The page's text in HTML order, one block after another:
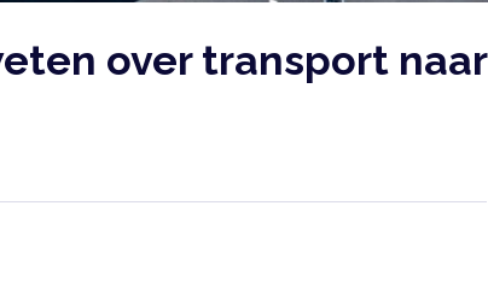
over transport naar